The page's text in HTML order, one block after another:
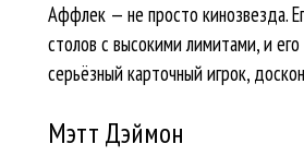
Аффлек — не просто кинозвезда.
столов с высокими лимитами, и
серьёзный карточный игрок,
Мэтт Дэймон